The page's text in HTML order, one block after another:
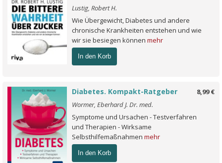
Lustig, Robert H.
Wie Übergewicht, Diabetes und andere
chronische Krankheiten entstehen und wie
wir sie besiegen können mehr
In den Korb
8,99 €
Diabetes. Kompakt-Ratgeber
Wormer, Eberhard J. Dr. med.
Symptome und Ursachen - Testverfahren
und Therapien - Wirksame
Selbsthilfemaßnahmen mehr
In den Korb